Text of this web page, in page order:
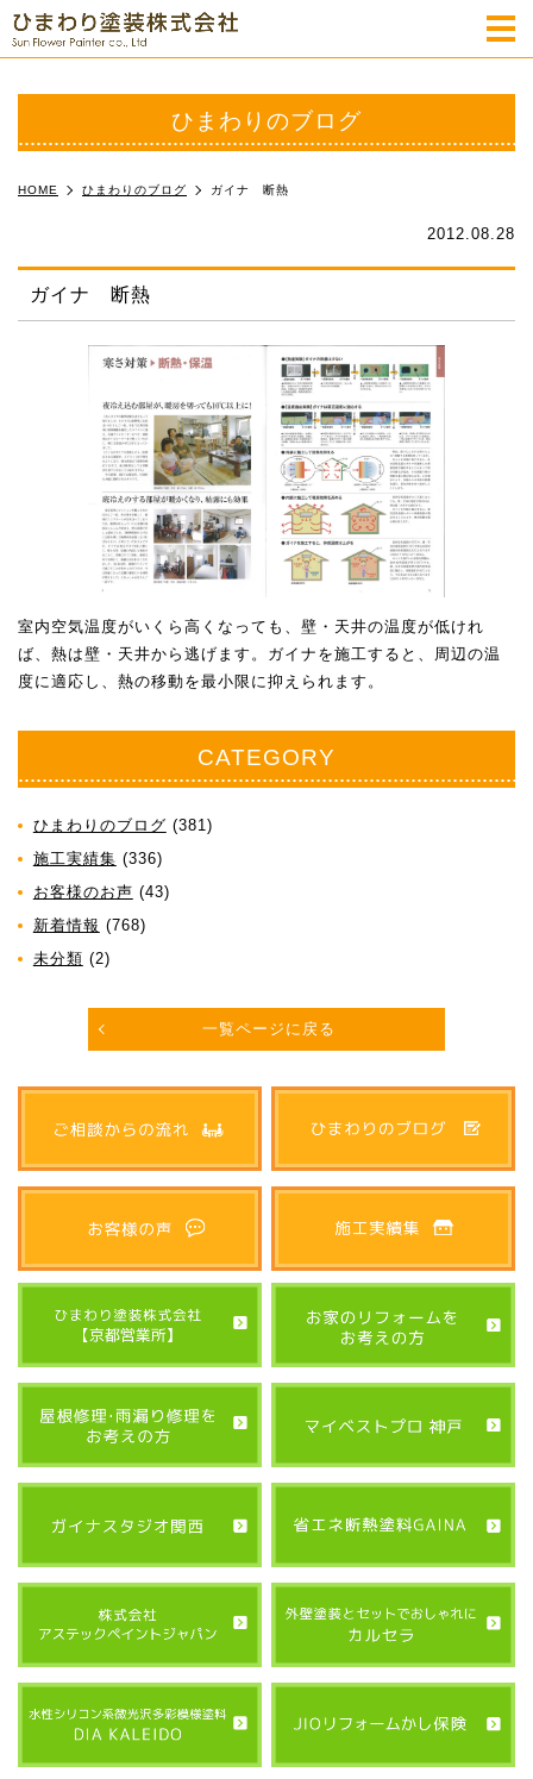
ひまわりのブログ
HOME ひまわりのブログ ガイナ 断熱
2012.08.28
ガイナ 断熱
室内空気温度がいくら高くなっても、壁・天井の温度が低けれ
ば、熱は壁・天井から逃げます。ガイナを施工すると、周辺の温
度に適応し、熱の移動を最小限に抑えられます。
CATEGORY
ひまわりのブログ (381)
施工実績集 (336)
お客様のお声 (43)
新着情報 (768)
未分類 (2)
一覧ページに戻る